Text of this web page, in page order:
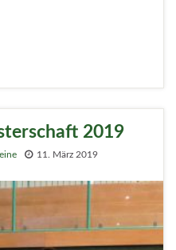
2019
11. März 2019